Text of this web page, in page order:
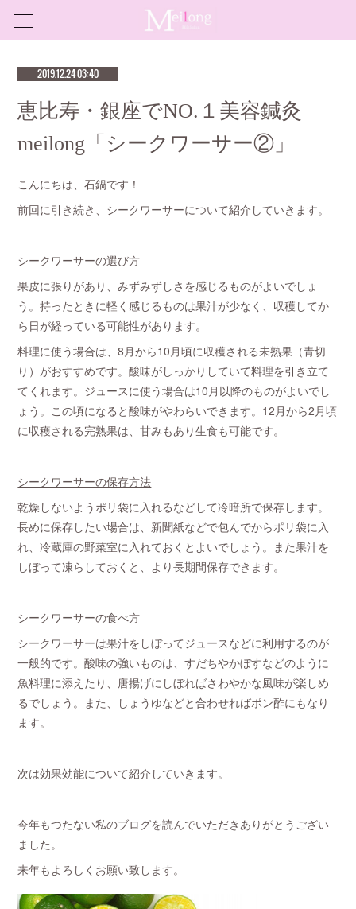
2019.12.24 03:40
恵比寿・銀座でNO.１美容鍼灸
meilong「シークワーサー②」
こんにちは、石鍋です！
前回に引き続き、シークワーサーについて紹介していきます。
シークワーサーの選び方
果皮に張りがあり、みずみずしさを感じるものがよいでしょ
う。持ったときに軽く感じるものは果汁が少なく、収穫してか
ら日が経っている可能性があります。
料理に使う場合は、8月から10月頃に収穫される未熟果（青切
り）がおすすめです。酸味がしっかりしていて料理を引き立て
てくれます。ジュースに使う場合は10月以降のものがよいでし
ょう。この頃になると酸味がやわらいできます。12月から2月頃
に収穫される完熟果は、甘みもあり生食も可能です。
シークワーサーの保存方法
乾燥しないようポリ袋に入れるなどして冷暗所で保存します。
長めに保存したい場合は、新聞紙などで包んでからポリ袋に入
れ、冷蔵庫の野菜室に入れておくとよいでしょう。また果汁を
しぼって凍らしておくと、より長期間保存できます。
シークワーサーの食べ方
シークワーサーは果汁をしぼってジュースなどに利用するのが
一般的です。酸味の強いものは、すだちやかぼすなどのように
魚料理に添えたり、唐揚げにしぼればさわやかな風味が楽しめ
るでしょう。また、しょうゆなどと合わせればポン酢にもなり
ます。
次は効果効能について紹介していきます。
今年もつたない私のブログを読んでいただきありがとうござい
ました。
来年もよろしくお願い致します。